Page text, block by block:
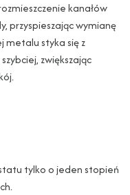
kanałów
przyspieszając wymianę
metalu styka się z
zwiększając
tylko o jeden stopień